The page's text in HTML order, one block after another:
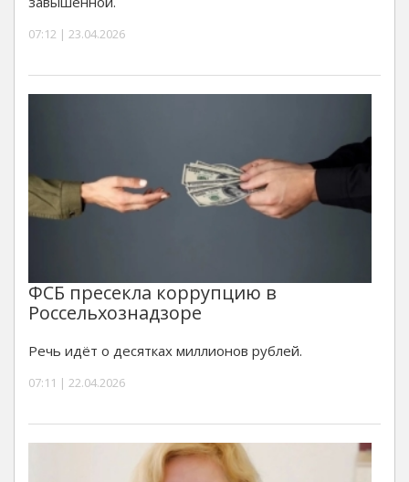
07:12 | 23.04.2026
ФСБ пресекла коррупцию в
Россельхознадзоре
Речь идёт о десятках миллионов рублей.
07:11 | 22.04.2026